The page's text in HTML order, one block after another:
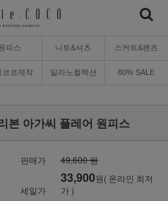
피스 니트&셔츠 스커트&팬츠
코코제작 밀라노컬렉션 80% SALE
본 아가씨 플레어 원피스
판매가 49,600 원
세일가
33,900원( 온라인 최저
가 )